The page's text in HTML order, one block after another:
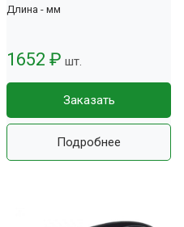
Длина - мм
1652 ₽ шт.
Заказать
Подробнее